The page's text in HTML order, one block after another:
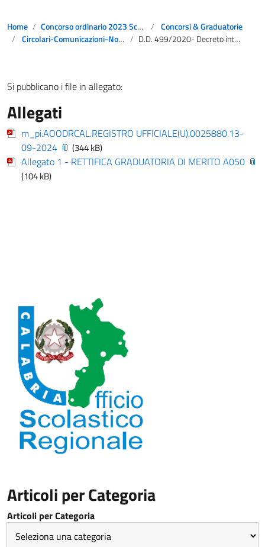
Home Concorso ordinario 2023 Scuola secondaria di primo e secondo grado
Concorsi & Graduatorie
Circolari-Comunicazioni-Notizie
D.D. 499/2020- Decreto integrazione graduatoria di merito A050 – SCIENZE NATURALI, CHIMICHE E BIOLOGICHE – regione Calabria.
Si pubblicano i file in allegato:
Allegati
m_pi.AOODRCAL.REGISTRO UFFICIALE(U).0025880.13-
09-2024
(344 kB)
Allegato 1 - RETTIFICA GRADUATORIA DI MERITO A050
(104 kB)
Articoli per Categoria
Articoli per Categoria